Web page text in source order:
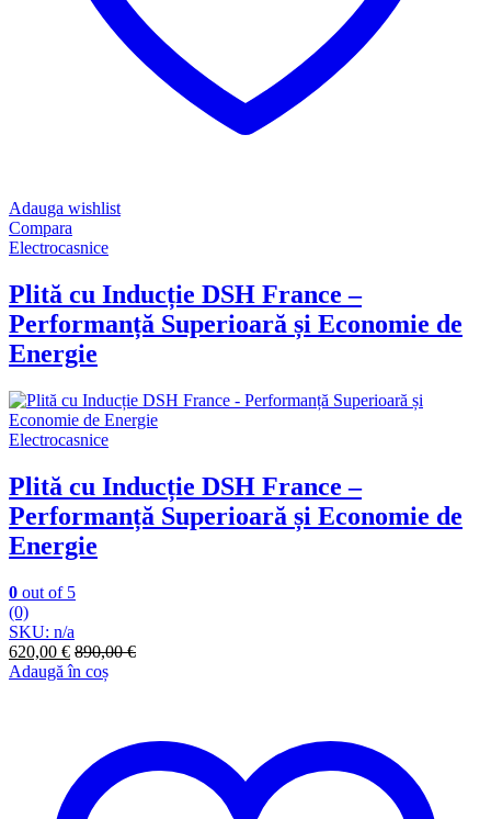
Adauga wishlist
Compara
Electrocasnice
Plită cu Inducție DSH France –
Performanță Superioară și Economie de
Energie
Electrocasnice
Plită cu Inducție DSH France –
Performanță Superioară și Economie de
Energie
0 out of 5
(0)
SKU: n/a
620,00 € 890,00€
Adaugă în coș